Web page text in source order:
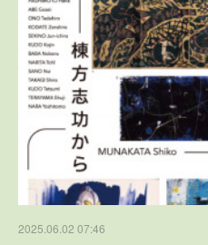
2025.06.02 07:46